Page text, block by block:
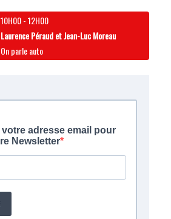
10H00-12H00
Laurence Péraud et Jean-Luc Moreau
On parle auto